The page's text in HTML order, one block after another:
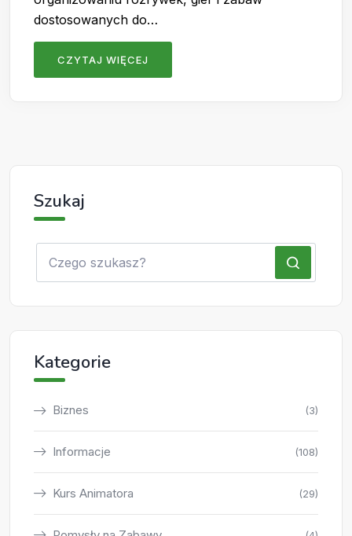
dostosowanych do…
CZYTAJ WIĘCEJ
Szukaj
Kategorie
Biznes (3)
Informacje (108)
Kurs Animatora (29)